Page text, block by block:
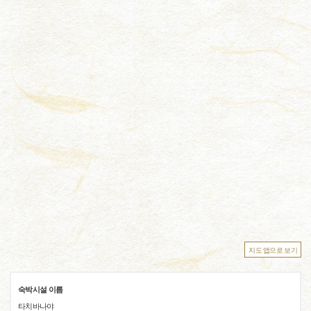
지도 앱으로 보기
숙박시설 이름
타치바나야